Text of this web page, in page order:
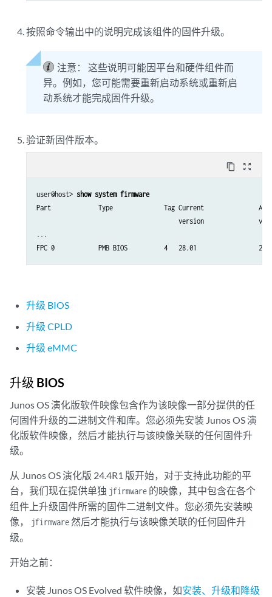
按照命令输出中的说明完成该组件的固件升级。
注意：
这些说明可能因平台和硬件组件而
异。例如，您可能需要重新启动系统或重新启
动系统才能完成固件升级。
验证新固件版本。
content_copy zoom_out_map
user@host> show system firmware
Part             Type              Tag Current
version
...
FPC 0            PMB BIOS          4   28.01
升级 BIOS
升级 CPLD
升级 eMMC
升级 BIOS
Junos OS 演化版软件映像包含作为该映像一部分提供的任
何固件升级的二进制文件和库。您必须先安装 Junos OS 演
化版软件映像，然后才能执行与该映像关联的任何固件升
级。
从 Junos OS 演化版 24.4R1 版开始，对于支持此功能的平
台，我们现在提供单独 jfirmware 的映像，其中包含在各个
组件上升级固件所需的固件二进制文件。您必须先安装映
像，
jfirmware然后才能执行与该映像关联的任何固件升
级。
开始之前：
安装 Junos OS Evolved 软件映像，如安装、升级和降级